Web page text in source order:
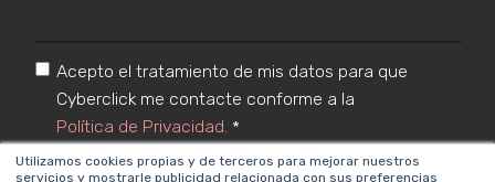
Utilizamos cookies propias y de terceros para mejorar nuestros
servicios y mostrarle publicidad relacionada con sus preferencias
Acepto el tratamiento de mis datos para que
Cyberclick me contacte conforme a la
Política de Privacidad. *